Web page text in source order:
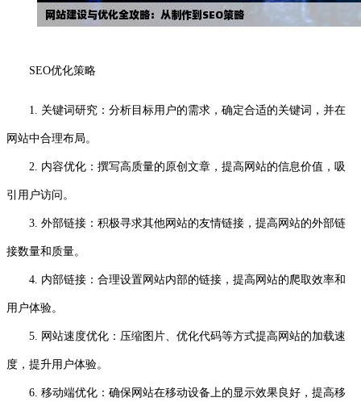
SEO优化策略
1. 关键词研究：分析目标用户的需求，确定合适的关键词，并在
网站中合理布局。
2. 内容优化：撰写高质量的原创文章，提高网站的信息价值，吸
引用户访问。
3. 外部链接：积极寻求其他网站的友情链接，提高网站的外部链
接数量和质量。
4. 内部链接：合理设置网站内部的链接，提高网站的爬取效率和
用户体验。
5. 网站速度优化：压缩图片、优化代码等方式提高网站的加载速
度，提升用户体验。
6. 移动端优化：确保网站在移动设备上的显示效果良好，提高移